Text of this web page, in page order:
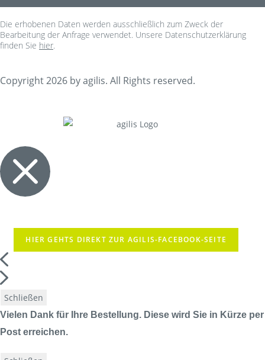
Die erhobenen Daten werden ausschließlich zum Zweck der
Bearbeitung der Anfrage verwendet. Unsere Datenschutzerklärung
finden Sie hier.
Copyright 2026 by agilis. All Rights reserved.
HIER GEHTS DIREKT ZUR AGILIS-FACEBOOK-SEITE
Schließen
Vielen Dank für Ihre Bestellung. Diese wird Sie in Kürze per
Post erreichen.